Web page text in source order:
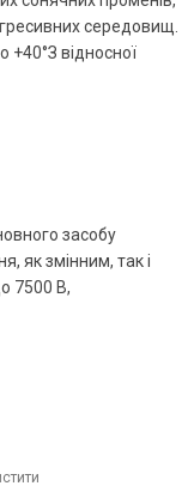
середовищ.
+40°З відносної
засобу
як змінним, так і
7500 В,